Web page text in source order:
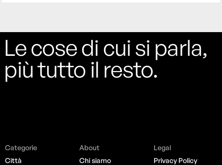
Le cose di cui si parla,
più tutto il resto.
Categorie
Città
About
Chi siamo
Legal
Privacy Policy